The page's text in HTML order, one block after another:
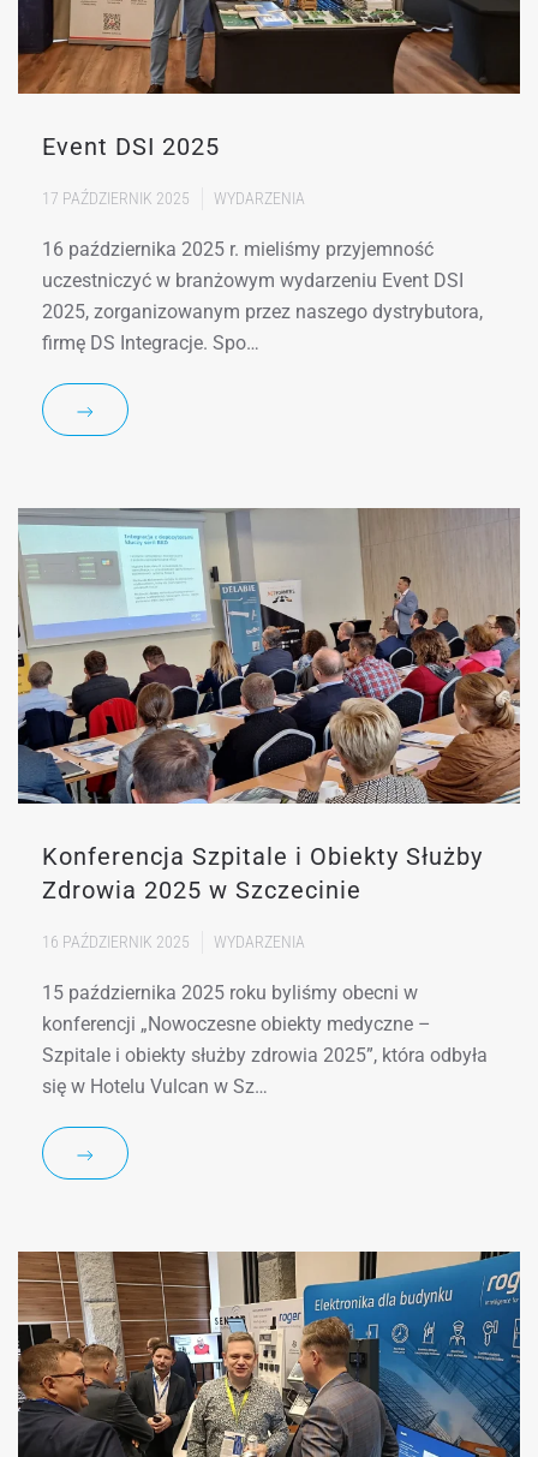
Event DSI 2025
17 PAŹDZIERNIK 2025 WYDARZENIA
16 października 2025 r. mieliśmy przyjemność
uczestniczyć w branżowym wydarzeniu Event DSI
2025, zorganizowanym przez naszego dystrybutora,
firmę DS Integracje. Spo…
Konferencja Szpitale i Obiekty Służby
Zdrowia 2025 w Szczecinie
16 PAŹDZIERNIK 2025 WYDARZENIA
15 października 2025 roku byliśmy obecni w
konferencji „Nowoczesne obiekty medyczne –
Szpitale i obiekty służby zdrowia 2025”, która odbyła
się w Hotelu Vulcan w Sz…